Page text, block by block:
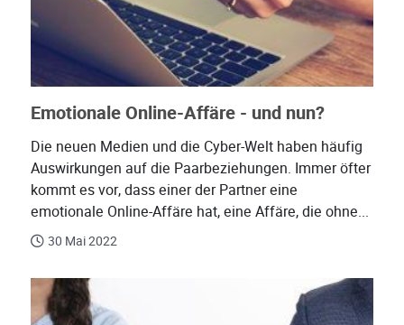
Emotionale Online-Affäre - und nun?
Die neuen Medien und die Cyber-Welt haben häufig
Auswirkungen auf die Paarbeziehungen. Immer öfter
kommt es vor, dass einer der Partner eine
emotionale Online-Affäre hat, eine Affäre, die ohne...
30 Mai 2022